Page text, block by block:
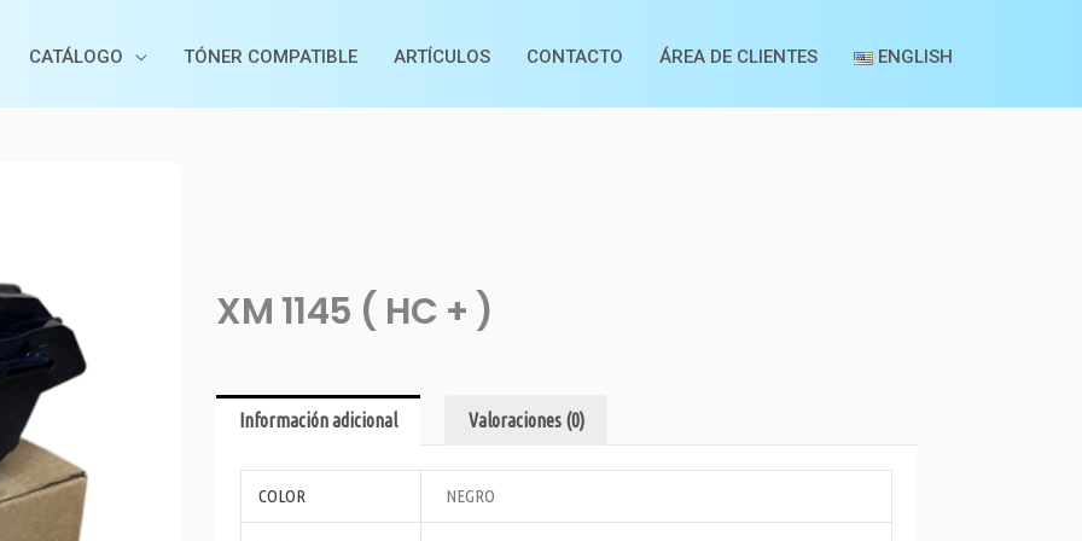
CATÁLOGO TÓNER COMPATIBLE ARTÍCULOS CONTACTO ÁREA DE CLIENTES ENGLISH
XM 1145 ( HC + )
Información adicional Valoraciones (0)
COLOR NEGRO